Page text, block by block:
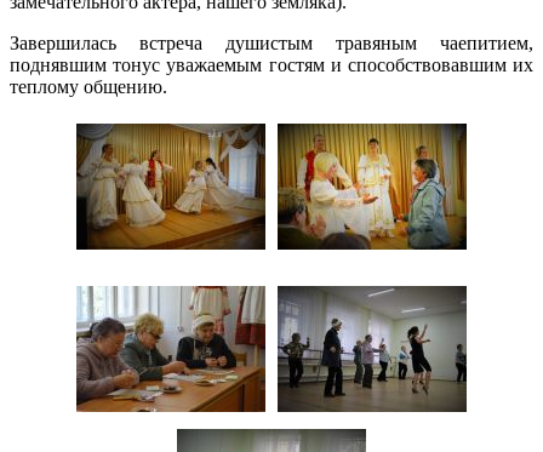
Завершилась встреча душистым травяным чаепитием,
поднявшим тонус уважаемым гостям и способствовавшим их
теплому общению.